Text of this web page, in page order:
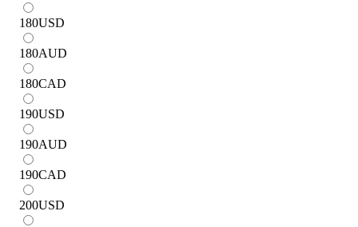
180USD
180AUD
180CAD
190USD
190AUD
190CAD
200USD